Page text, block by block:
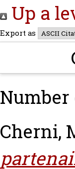
Up a
Export as
Cherni,